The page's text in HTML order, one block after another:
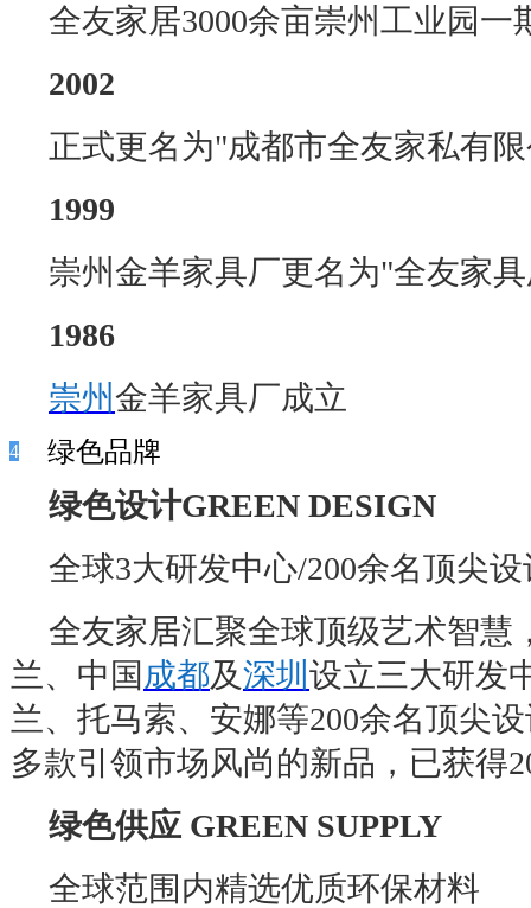
全友家居3000余亩崇州工业园一
2002
正式更名为"成都市全友家私有
1999
崇州金羊家具厂更名为"全友家
1986
崇州金羊家具厂成立
4 绿色品牌
绿色设计GREEN DESIGN
全球3大研发中心/200余名顶尖设
全友家居汇聚全球顶级艺术智慧
兰、中国 成都及深圳 设立三大研发
兰、托马索、安娜等200余名顶尖
多款引领市场风尚的新品，已获得
绿色供应 GREEN SUPPLY
全球范围内精选优质环保材料